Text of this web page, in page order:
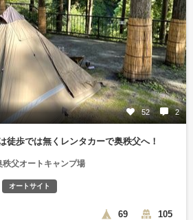
52 2
徒歩では無くレンタカーで奥秩父へ！
父オートキャンプ場
オートサイト
69 105